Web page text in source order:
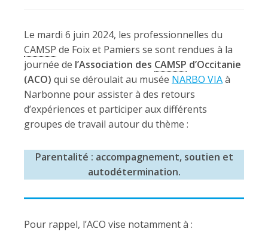
Le mardi 6 juin 2024, les professionnelles du
CAMSP de Foix et Pamiers se sont rendues à la
journée de l’Association des CAMSP d’Occitanie
(ACO) qui se déroulait au musée NARBO VIAà
Narbonne pour assister à des retours
d’expériences et participer aux différents
groupes de travail autour du thème :
Parentalité : accompagnement, soutien et
autodétermination.
Pour rappel, l’ACO vise notamment à :